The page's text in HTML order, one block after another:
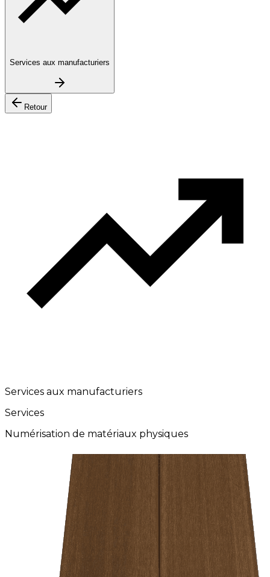
Services aux manufacturiers
Retour
Services aux manufacturiers
Services
Numérisation de matériaux physiques